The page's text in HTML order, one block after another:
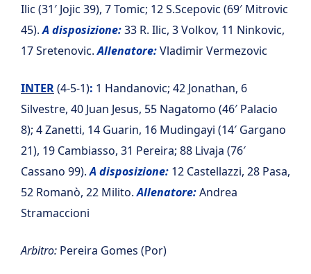
Ilic (31′ Jojic 39), 7 Tomic; 12 S.Scepovic (69′ Mitrovic
45).A disposizione:33 R. Ilic, 3 Volkov, 11 Ninkovic,
17 Sretenovic.Allenatore:Vladimir Vermezovic
INTER(4-5-1): 1 Handanovic; 42 Jonathan, 6
Silvestre, 40 Juan Jesus, 55 Nagatomo (46′ Palacio
8); 4 Zanetti, 14 Guarin, 16 Mudingayi (14′ Gargano
21), 19 Cambiasso, 31 Pereira; 88 Livaja (76′
Cassano 99).A disposizione: 12 Castellazzi, 28 Pasa,
52 Romanò, 22 Milito.Allenatore:Andrea
Stramaccioni
Arbitro: Pereira Gomes (Por)